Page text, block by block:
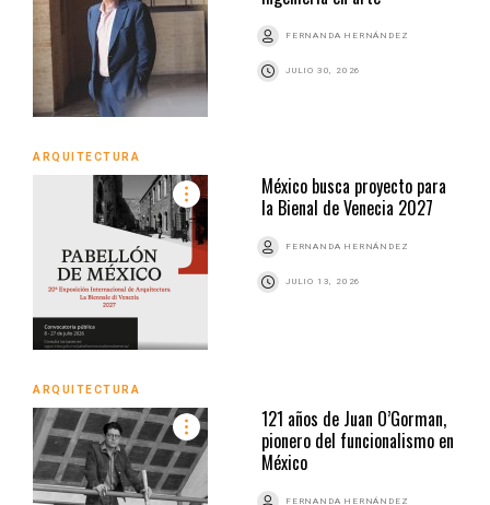
FERNANDA HERNÁNDEZ
JULIO 30, 2026
ARQUITECTURA
México busca proyecto para
la Bienal de Venecia 2027
FERNANDA HERNÁNDEZ
JULIO 13, 2026
ARQUITECTURA
121 años de Juan O’Gorman,
pionero del funcionalismo en
México
FERNANDA HERNÁNDEZ